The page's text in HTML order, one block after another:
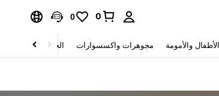
0
0
الأطفال والأمومة مجوهرات واكسسوارات الحقائب والأمتعة